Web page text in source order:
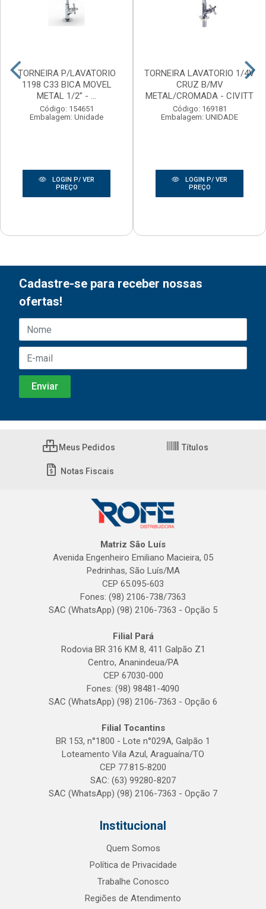
TORNEIRA P/LAVATORIO
1198 C33 BICA MOVEL
METAL 1/2” - ...
Código: 154651
Embalagem: Unidade
LOGIN P/ VER
PREÇO
TORNEIRA LAVATORIO 1/4V
CRUZ B/MV
METAL/CROMADA - CIVITT
Código: 169181
Embalagem: UNIDADE
LOGIN P/ VER
PREÇO
Cadastre-se para receber nossas
ofertas!
Meus Pedidos Títulos
Notas Fiscais
Matriz São Luís
Avenida Engenheiro Emiliano Macieira, 05
Pedrinhas, São Luís/MA
CEP 65.095-603
Fones: (98) 2106-738/7363
SAC (WhatsApp) (98) 2106-7363 - Opção 5
Filial Pará
Rodovia BR 316 KM 8, 411 Galpão Z1
Centro, Ananindeua/PA
CEP 67030-000
Fones: (98) 98481-4090
SAC (WhatsApp) (98) 2106-7363 - Opção 6
Filial Tocantins
BR 153, n°1800 - Lote n°029A, Galpão 1
Loteamento Vila Azul, Araguaína/TO
CEP 77.815-8200
SAC: (63) 99280-8207
SAC (WhatsApp) (98) 2106-7363 - Opção 7
Institucional
Quem Somos
Política de Privacidade
Trabalhe Conosco
Regiões de Atendimento